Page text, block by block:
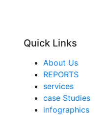
Quick Links
About Us
REPORTS
services
case Studies
infographics